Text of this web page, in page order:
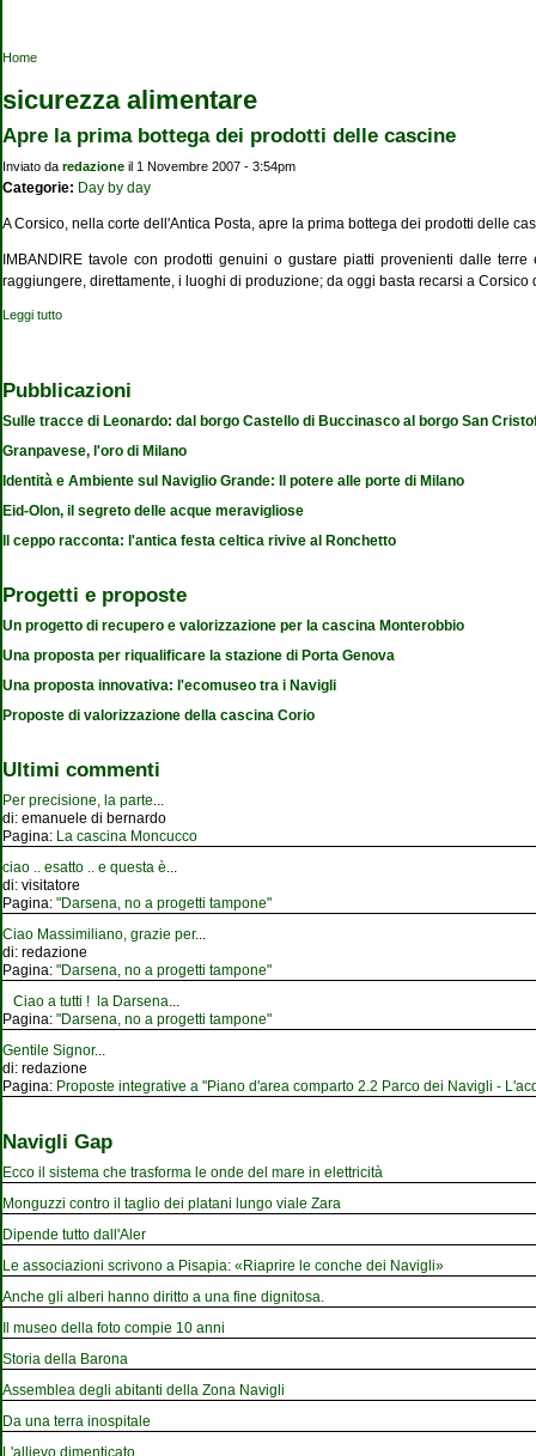
Tu sei qui
Home
sicurezza alimentare
Apre la prima bottega dei prodotti delle cascine
Inviato da redazione il 1 Novembre 2007 - 3:54pm
Categorie: Day by day
A Corsico, nella corte dell'Antica Posta, apre la prima bottega dei prodotti delle
IMBANDIRE tavole con prodotti genuini o gustare piatti provenienti dalle
raggiungere, direttamente, i luoghi di produzione; da oggi basta recarsi a
Leggi tutto
Pubblicazioni
Sulle tracce di Leonardo: dal borgo Castello di Buccinasco al borgo San
Granpavese, l'oro di Milano
Identità e Ambiente sul Naviglio Grande: Il potere alle porte di Milano
Eid-Olon, il segreto delle acque meravigliose
Il ceppo racconta: l'antica festa celtica rivive al Ronchetto
Progetti e proposte
Un progetto di recupero e valorizzazione per la cascina Monterobbio
Una proposta per riqualificare la stazione di Porta Genova
Una proposta innovativa: l'ecomuseo tra i Navigli
Proposte di valorizzazione della cascina Corio
Ultimi commenti
Per precisione, la parte...
di: emanuele di bernardo
Pagina: La cascina Moncucco
ciao .. esatto .. e questa è...
di: visitatore
Pagina: "Darsena, no a progetti tampone"
Ciao Massimiliano, grazie per...
di: redazione
Pagina: "Darsena, no a progetti tampone"
Ciao a tutti ! la Darsena...
Pagina: "Darsena, no a progetti tampone"
Gentile Signor...
di: redazione
Pagina: Proposte integrative a "Piano d'area comparto 2.2 Parco dei Navigli -
Navigli Gap
Ecco il sistema che trasforma le onde del mare in elettricità
Monguzzi contro il taglio dei platani lungo viale Zara
Dipende tutto dall'Aler
Le associazioni scrivono a Pisapia: «Riaprire le conche dei Navigli»
Anche gli alberi hanno diritto a una fine dignitosa.
Il museo della foto compie 10 anni
Storia della Barona
Assemblea degli abitanti della Zona Navigli
Da una terra inospitale
L'allievo dimenticato